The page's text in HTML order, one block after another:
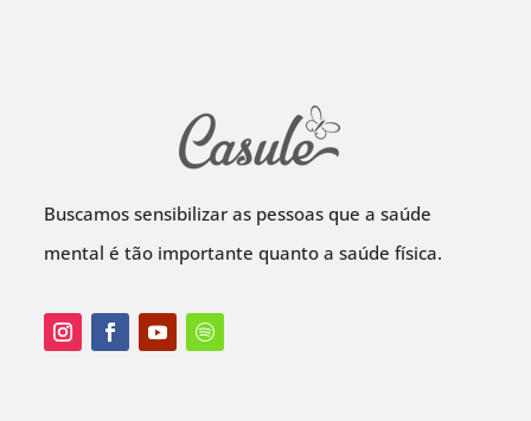
Buscamos sensibilizar as pessoas que a saúde
mental é tão importante quanto a saúde física.